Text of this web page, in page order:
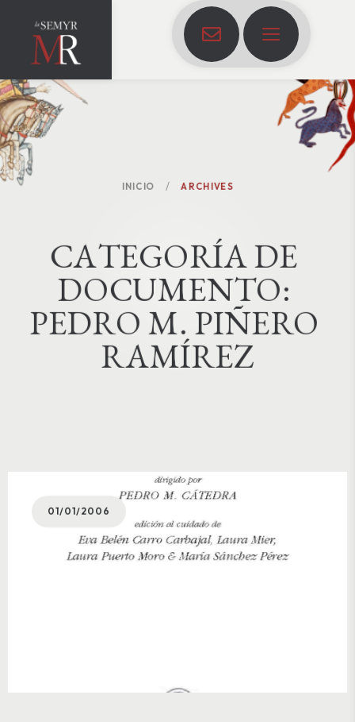
INICIO ARCHIVES
CATEGORÍADE
DOCUMENTO:
PEDRO M. PIÑERO
RAMÍREZ
01/01/2006